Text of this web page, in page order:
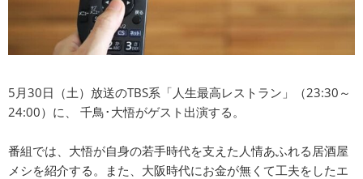
5月30日（土）放送のTBS系「人生最高レストラン」（23:30～
24:00）に、 千鳥･大悟がゲスト出演する。
番組では、大悟が自身の若手時代を支えた人情あふれる居酒屋
メシを紹介する。また、大阪時代にお金が無くて工夫をしたエ